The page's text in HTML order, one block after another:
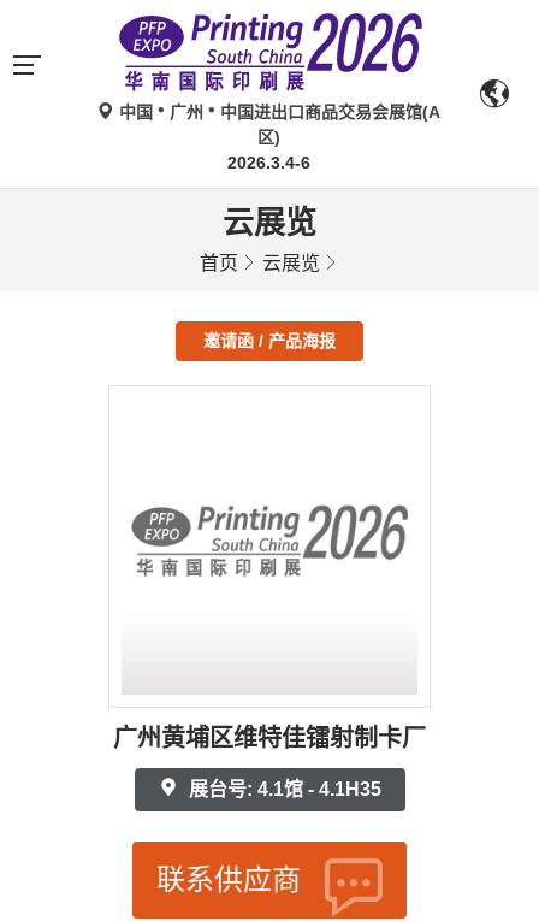
中国 广州
中国进出口商品交易会展馆(A
区)
2026.3.4-6
云展览
首页 云展览
邀请函 / 产品海报
广州黄埔区维特佳镭射制卡厂
展台号: 4.1馆 - 4.1H35
联系供应商